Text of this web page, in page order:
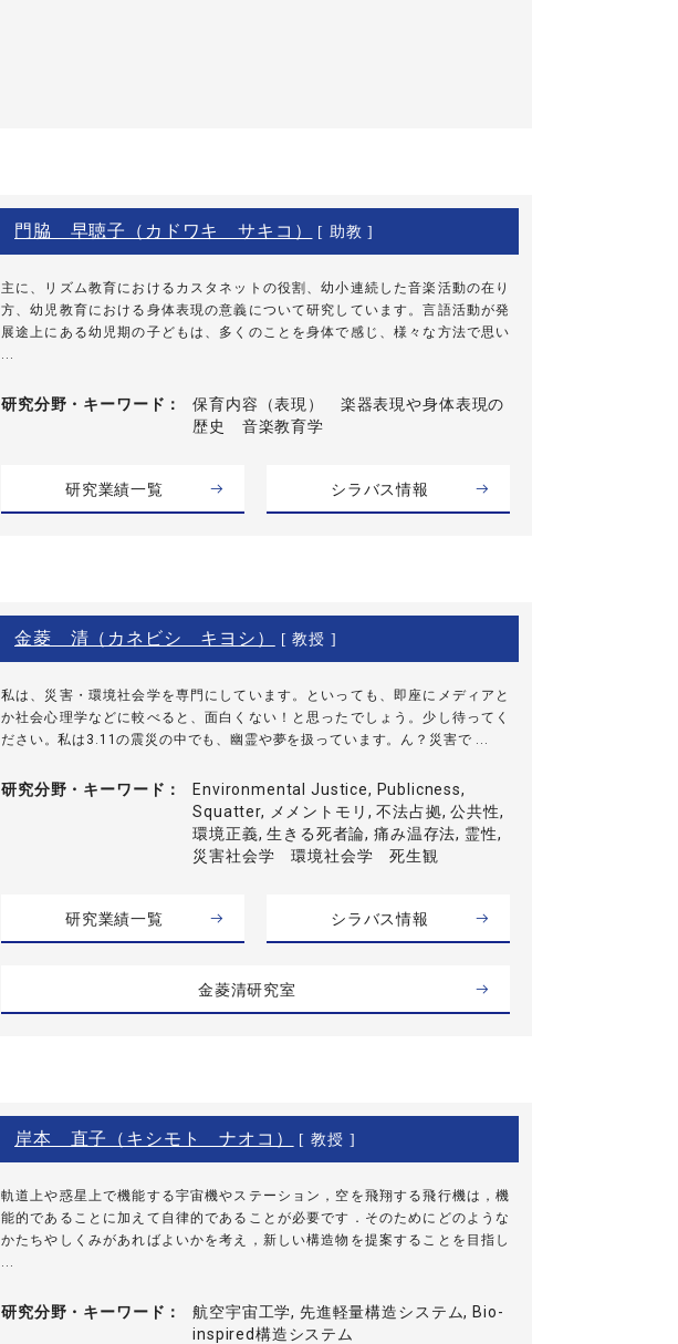
門脇 早聴子（カドワキ サキコ） [ 助教 ]
主に、リズム教育におけるカスタネットの役割、幼小連続した音楽活動の在り
方、幼児教育における身体表現の意義について研究しています。言語活動が発
展途上にある幼児期の子どもは、多くのことを身体で感じ、様々な方法で思い
研究分野・ キーワード
保育内容（表現） 楽器表現や身体表現の
歴史 音楽教育学
研究業績一覧 シラバス情報
金菱 清（カネビシ キヨシ） [ 教授 ]
私は、災害・環境社会学を専門にしています。といっても、即座にメディアと
か社会心理学などに較べると、面白くない！と思ったでしょう。少し待ってく
ださい。私は3.11の震災の中でも、幽霊や夢を扱っています。ん？災害で ...
研究分野・ キーワード
Environmental Justice, Publicness,
Squatter, メメントモリ, 不法占拠, 公共性,
環境正義, 生きる死者論, 痛み温存法, 霊性,
災害社会学 環境社会学 死生観
研究業績一覧 シラバス情報
金菱清研究室
岸本 直子（キシモト ナオコ） [ 教授 ]
軌道上や惑星上で機能する宇宙機やステーション，空を飛翔する飛行機は，機
能的であることに加えて自律的であることが必要です．そのためにどのような
かたちやしくみがあればよいかを考え，新しい構造物を提案することを目指し
研究分野・ キーワード
航空宇宙工学, 先進軽量構造システム, Bio-
inspired構造システム